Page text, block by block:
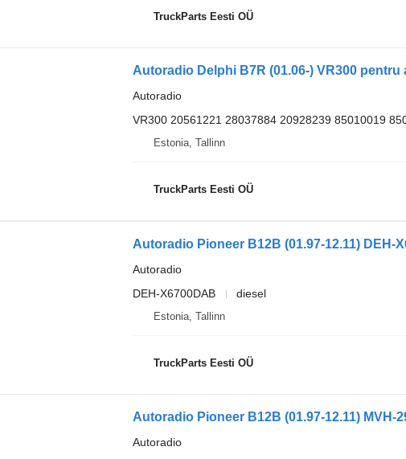
TruckParts Eesti OÜ
Autoradio Delphi B7R (01.06-) VR300
Autoradio
VR300 20561221 28037884 20928239 85010019
Estonia, Tallinn
TruckParts Eesti OÜ
Autoradio
DEH-X6700DAB
diesel
Estonia, Tallinn
TruckParts Eesti OÜ
Autoradio